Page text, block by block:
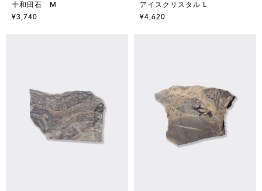
十和田石 M
¥3,740
アイスクリスタル L
¥4,620